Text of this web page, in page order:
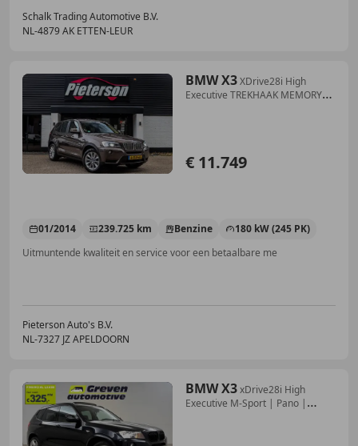
Schalk Trading Automotive B.V.
NL-4879 AK ETTEN-LEUR
BMW X3XDrive28i High
Executive TREKHAAK MEMORY
€ 11.749
01/2014 239.725 km Benzine
180 kW (245 PK)
Uitmuntende kwaliteit en service voor een betaalbare me
Pieterson Auto's B.V.
NL-7327 JZ APELDOORN
BMW X3xDrive28i High
Executive M-Sport | Pano |